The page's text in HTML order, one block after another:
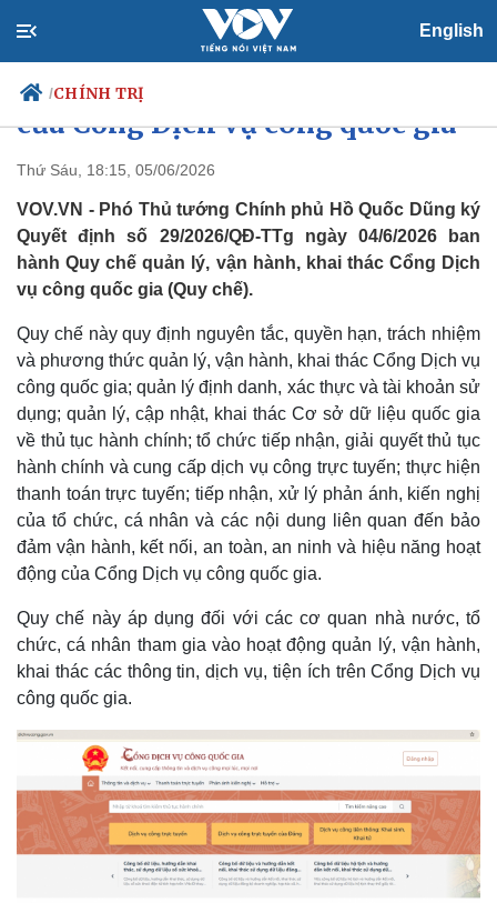
English
/CHÍNH TRỊ
Chính trị
Đảng
Tổ chức nhân sự
Quốc hội
Xã hội
Tin 24h
Dự báo thời tiết
Việc làm
Biển đảo
Danh mục dữ liệu dùng chung
của Cổng Dịch vụ công quốc gia
Thứ Sáu, 18:15, 05/06/2026
VOV.VN - Phó Thủ tướng Chính phủ Hồ Quốc Dũng ký
Quyết định số 29/2026/QĐ-TTg ngày 04/6/2026 ban
hành Quy chế quản lý, vận hành, khai thác Cổng Dịch
vụ công quốc gia (Quy chế).
Quy chế này quy định nguyên tắc, quyền hạn, trách nhiệm
và phương thức quản lý, vận hành, khai thác Cổng Dịch vụ
công quốc gia; quản lý định danh, xác thực và tài khoản sử
dụng; quản lý, cập nhật, khai thác Cơ sở dữ liệu quốc gia
về thủ tục hành chính; tổ chức tiếp nhận, giải quyết thủ tục
hành chính và cung cấp dịch vụ công trực tuyến; thực hiện
thanh toán trực tuyến; tiếp nhận, xử lý phản ánh, kiến nghị
của tổ chức, cá nhân và các nội dung liên quan đến bảo
đảm vận hành, kết nối, an toàn, an ninh và hiệu năng hoạt
động của Cổng Dịch vụ công quốc gia.
Quy chế này áp dụng đối với các cơ quan nhà nước, tổ
chức, cá nhân tham gia vào hoạt động quản lý, vận hành,
khai thác các thông tin, dịch vụ, tiện ích trên Cổng Dịch vụ
công quốc gia.